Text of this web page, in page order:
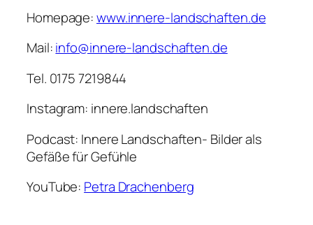
Homepage:www.innere-landschaften.de
Mail:info@innere-landschaften.de
Tel. 0175 7219844
Instagram: innere.landschaften
Podcast: Innere Landschaften- Bilder als
Gefäße für Gefühle
YouTube: Petra Drachenberg